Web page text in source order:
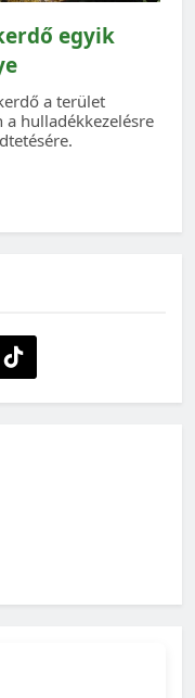
egyik
a terület
hulladékkezelésre